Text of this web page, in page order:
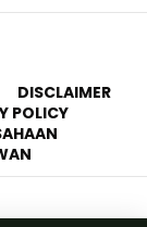
DISCLAIMER
POLICY